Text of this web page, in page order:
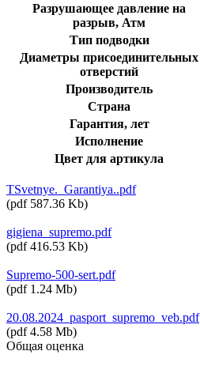
Разрушающее давление на
разрыв, Атм
Тип подводки
Диаметры присоединительных
отверстий
Производитель
Страна
Гарантия, лет
Исполнение
Цвет для артикула
TSvetnye._Garantiya..pdf
(pdf 587.36 Kb)
gigiena_supremo.pdf
(pdf 416.53 Kb)
Supremo-500-sert.pdf
(pdf 1.24 Mb)
20.08.2024_pasport_supremo_veb.pdf
(pdf 4.58 Mb)
Общая оценка